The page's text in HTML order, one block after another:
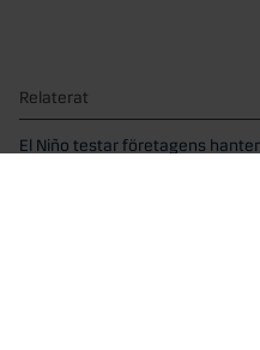
Relaterat
El Niño testar företagens